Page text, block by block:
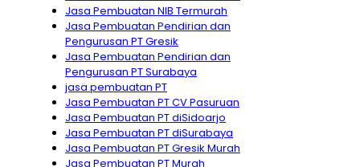
Jasa Pembuatan NIB Termurah
Jasa Pembuatan Pendirian dan
Pengurusan PT Gresik
Jasa Pembuatan Pendirian dan
Pengurusan PT Surabaya
jasa pembuatan PT
Jasa Pembuatan PT CV Pasuruan
Jasa Pembuatan PT diSidoarjo
Jasa Pembuatan PT diSurabaya
Jasa Pembuatan PT Gresik Murah
Jasa Pembuatan PT Murah